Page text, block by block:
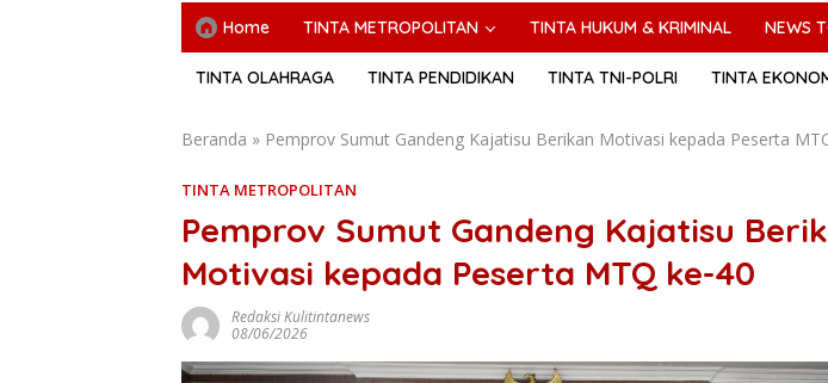
Home TINTA METROPOLITAN TINTA HUKUM & KRIMINAL NEWS
TINTA OLAHRAGA TINTA PENDIDIKAN TINTA TNI-POLRI TINTA
Beranda » Pemprov Sumut Gandeng Kajatisu Berikan Motivasi kepada Peserta
TINTA METROPOLITAN
Pemprov Sumut Gandeng Kajatisu
Motivasi kepada Peserta MTQ ke-40
Redaksi Kulitintanews
08/06/2026